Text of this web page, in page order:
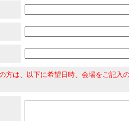
方は、以下に希望日時、会場をご記入